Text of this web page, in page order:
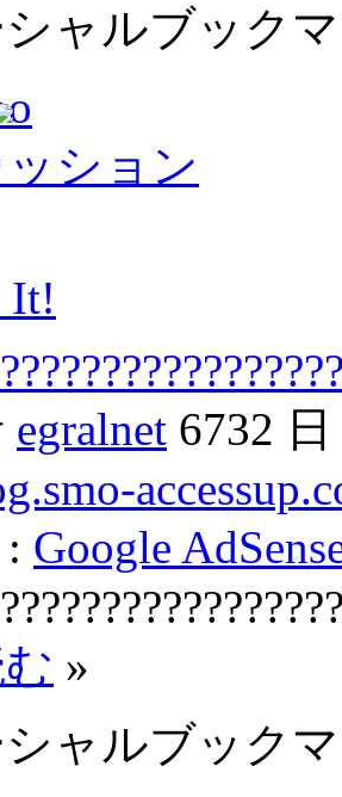
ャルブック
ション
It!
egralnet 6732
: Google
»
ャルブック